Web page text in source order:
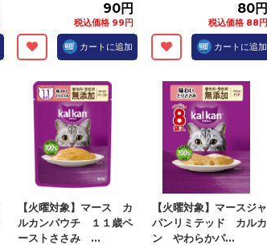
90円
税込価格 99円
カートに追加
80円
税込価格 88円
カートに追加
【火曜対象】マース カ
ルカンパウチ １１歳ペ
ーストささみ ...
【火曜対象】マースジャ
パンリミテッド カルカ
ン やわらかパ...